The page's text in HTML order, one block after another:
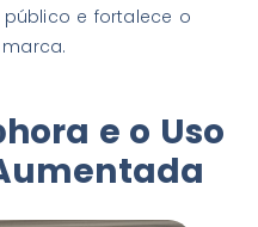
e fortalece o
e o Uso